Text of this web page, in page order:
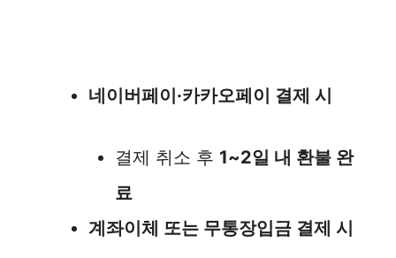
네이버페이·카카오페이 결제 시
결제 취소 후 1~2일 내 환불 완
료
계좌이체 또는 무통장입금 결제 시